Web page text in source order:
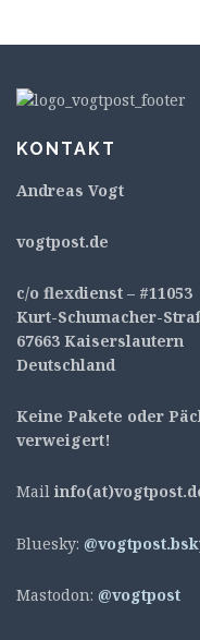
KONTAKT
Andreas Vogt
vogtpost.de
c/o flexdienst – #11053
Kurt-Schumacher-
67663 Kaiserslautern
Deutschland
Keine Pakete oder
verweigert!
Mail
Bluesky:
Mastodon: @vogtpost